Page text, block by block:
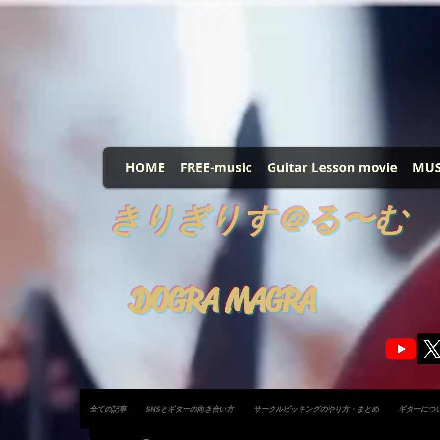
HOME FREE-music Guitar Lesson movie
全ての記事 SNSとギターの向き合い方 サークルピッキングのやり方・まとめ ギターにつ
きりぎりす＠る〜む
DOGRA MAGRA